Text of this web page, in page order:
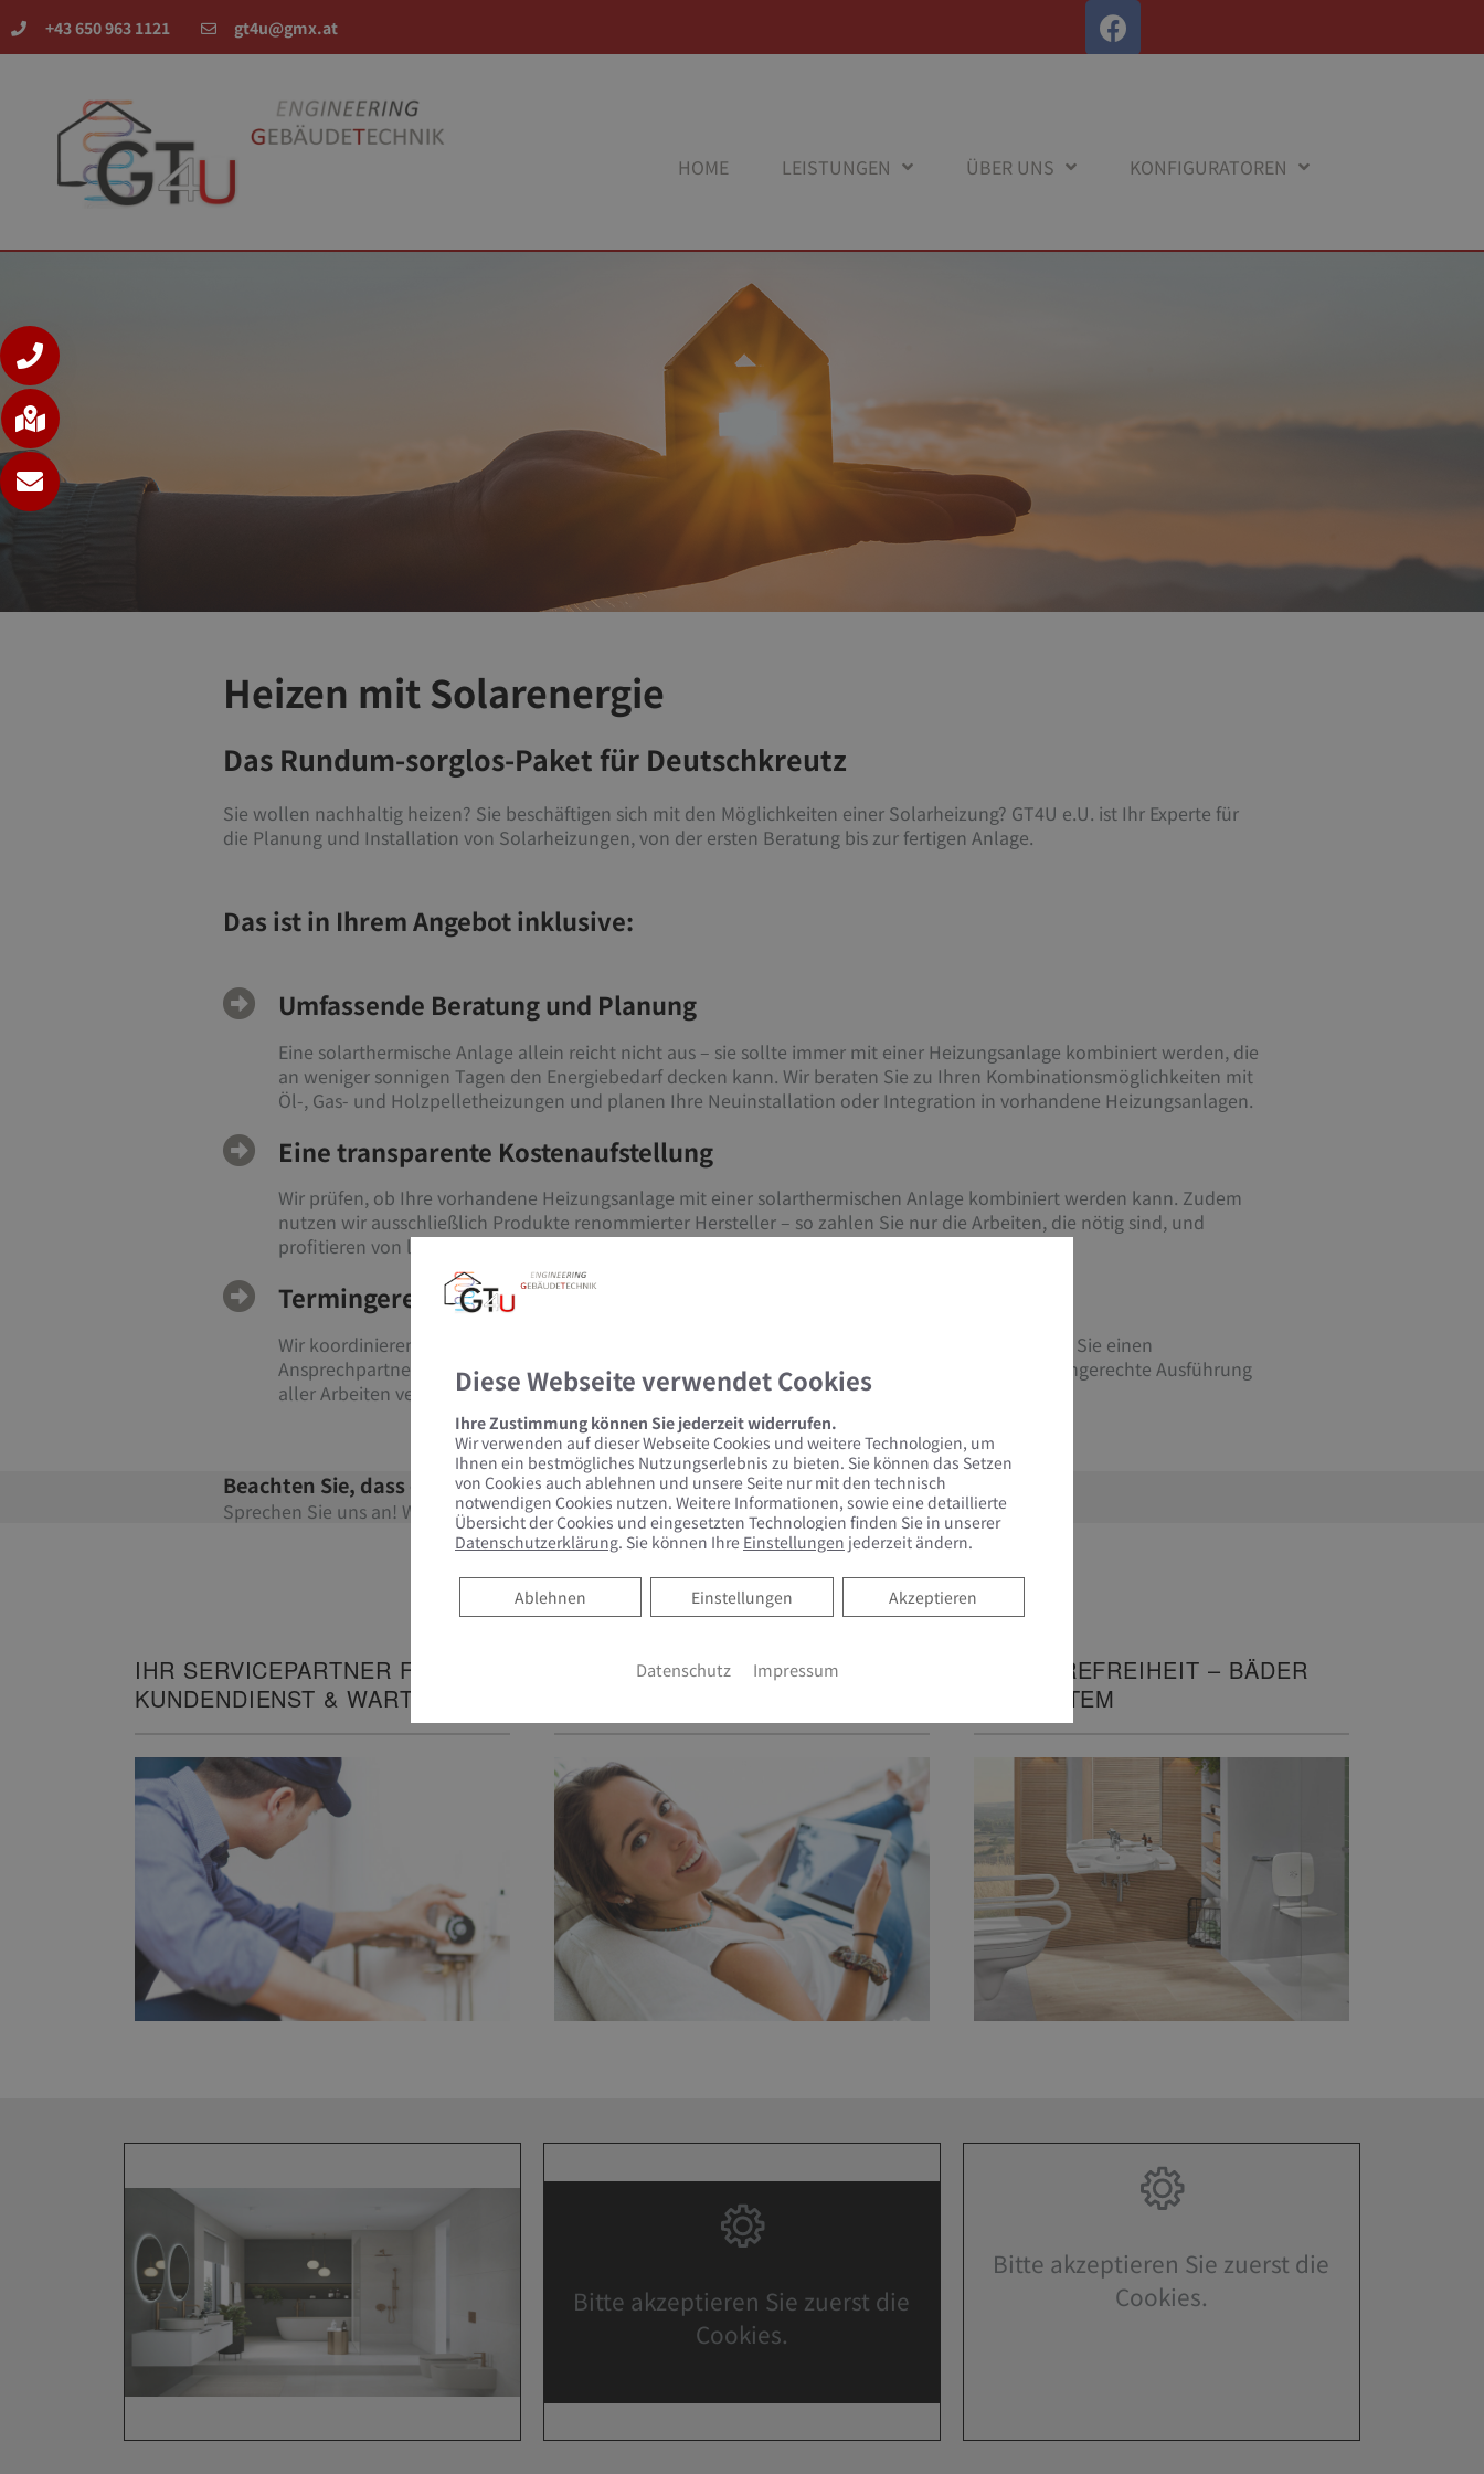
+43 650 963 1121 gt4u@gmx.at
HOME LEISTUNGEN ÜBER UNS KONFIGURATOREN
Heizen mit Solarenergie
Das Rundum-sorglos-Paket für Deutschkreutz
Sie wollen nachhaltig heizen? Sie beschäftigen sich mit den Möglichkeiten einer Solarheizung? GT4U e.U. ist Ihr Experte für
die Planung und Installation von Solarheizungen, von der ersten Beratung bis zur fertigen Anlage.
Das ist in Ihrem Angebot inklusive:
Umfassende Beratung und Planung
Eine solarthermische Anlage allein reicht nicht aus – sie sollte immer mit einer Heizungsanlage kombiniert werden, die
an weniger sonnigen Tagen den Energiebedarf decken kann. Wir beraten Sie zu Ihren Kombinationsmöglichkeiten mit
Öl-, Gas- und Holzpelletheizungen und planen Ihre Neuinstallation oder Integration in vorhandene Heizungsanlagen.
Eine transparente Kostenaufstellung
Wir prüfen, ob Ihre vorhandene Heizungsanlage mit einer solarthermischen Anlage kombiniert werden kann. Zudem
nutzen wir ausschließlich Produkte renommierter Hersteller – so zahlen Sie nur die Arbeiten, die nötig sind, und
profitieren von langlebiger Qualität.
Termingerechte Arbeit und zuverlässige Installation
Wir koordinieren alle Gewerke und arbeiten, wenn möglich, mit Partnerunternehmen. So haben Sie einen
Ansprechpartner, der sich um alles kümmert – und können sich auf eine hochwertige und termingerechte Ausführung
aller Arbeiten verlassen.
Beachten Sie, dass es eventuell Fördermöglichkeiten gibt.
Sprechen Sie uns an! Wir informieren Sie.
IHR SERVICEPARTNER FÜR
KUNDENDIENST & WARTUNG
INTELLIGENTE
ZUM SMART HOME
BARRIEREFREIHEIT – BÄDER
MIT SYSTEM
Bitte akzeptieren Sie zuerst die
Cookies.
Bitte akzeptieren Sie zuerst die
Cookies.
Diese Webseite verwendet Cookies
Ihre Zustimmung können Sie jederzeit widerrufen.
Wir verwenden auf dieser Webseite Cookies und weitere Technologien, um
Ihnen ein bestmögliches Nutzungserlebnis zu bieten. Sie können das Setzen
von Cookies auch ablehnen und unsere Seite nur mit den technisch
notwendigen Cookies nutzen. Weitere Informationen, sowie eine detaillierte
Übersicht der Cookies und eingesetzten Technologien finden Sie in unserer
Datenschutzerklärung. Sie können Ihre Einstellungen jederzeit ändern.
Akzeptieren
Einstellungen
Ablehnen
Ablehnen
Datenschutz Impressum